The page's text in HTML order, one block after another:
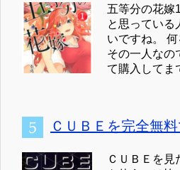
五等分の花嫁
と思っている
いですね。
その一人なの
て購入してま
ＣＵＢＥを完全無料
ＣＵＢＥを見